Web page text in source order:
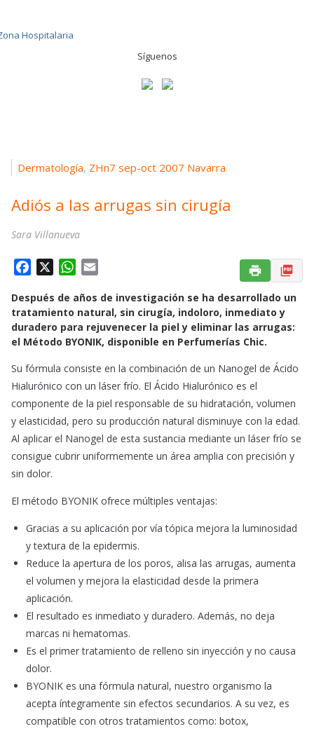
Síguenos
Dermatología, ZHn7 sep-oct 2007 Navarra
Adiós a las arrugas sin cirugía
Sara Villanueva
c
e
b
o
k
W
a
t
s
p
p
a
i
l
Después de años de investigación se ha desarrollado un
tratamiento natural, sin cirugía, indoloro, inmediato y
duradero para rejuvenecer la piel y eliminar las arrugas:
el Método BYONIK, disponible en Perfumerías Chic.
Su fórmula consiste en la combinación de un Nanogel de Ácido
Hialurónico con un láser frío. El Ácido Hialurónico es el
componente de la piel responsable de su hidratación, volumen
y elasticidad, pero su producción natural disminuye con la edad.
Al aplicar el Nanogel de esta sustancia mediante un láser frío se
consigue cubrir uniformemente un área amplia con precisión y
sin dolor.
El método BYONIK ofrece múltiples ventajas:
Gracias a su aplicación por vía tópica mejora la luminosidad
y textura de la epidermis.
Reduce la apertura de los poros, alisa las arrugas, aumenta
el volumen y mejora la elasticidad desde la primera
aplicación.
El resultado es inmediato y duradero. Además, no deja
marcas ni hematomas.
Es el primer tratamiento de relleno sin inyección y no causa
dolor.
BYONIK es una fórmula natural, nuestro organismo la
acepta íntegramente sin efectos secundarios. A su vez, es
compatible con otros tratamientos como: botox,